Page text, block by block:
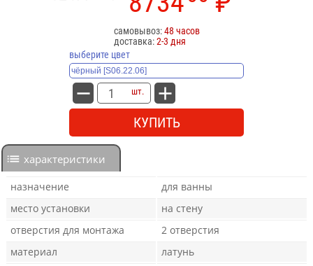
самовывоз:48 часов
доставка:2-3 дня
выберите цвет
шт.
КУПИТЬ
характеристики
назначение
для ванны
место установки
на стену
отверстия для монтажа
2 отверстия
материал
латунь